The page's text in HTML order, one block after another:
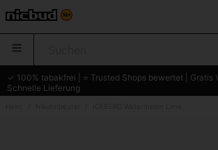
✓ 100% tabakfrei | ⭐ Trusted Shops bewertet | Gratis
Schnelle Lieferung